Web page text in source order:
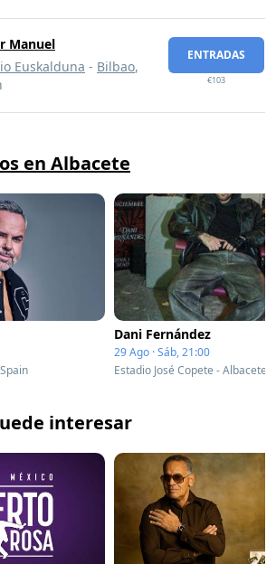
Manuel
Euskalduna - Bilbao,
ENTRADAS
€103
en Albacete
Dani Fernández
29 Ago · Sáb, 21:00
Estadio José Copete - Albacete,
interesar